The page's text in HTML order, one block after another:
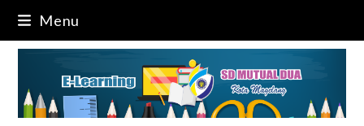
content
Menu